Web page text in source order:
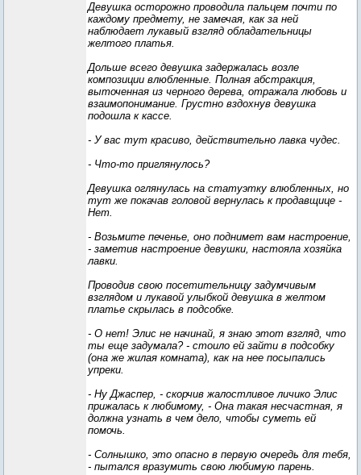
Девушка осторожно проводила пальцем почти по
каждому предмету, не замечая, как за ней
наблюдает лукавый взгляд обладательницы
желтого платья.
Дольше всего девушка задержалась возле
композиции влюбленные. Полная абстракция,
выточенная из черного дерева, отражала любовь и
взаимопонимание. Грустно вздохнув девушка
подошла к кассе.
- У вас тут красиво, действительно лавка чудес.
- Что-то приглянулось?
Девушка оглянулась на статуэтку влюбленных, но
тут же покачав головой вернулась к продавщице -
Нет.
- Возьмите печенье, оно поднимет вам настроение,
- заметив настроение девушки, настояла хозяйка
лавки.
Проводив свою посетительницу задумчивым
взглядом и лукавой улыбкой девушка в желтом
платье скрылась в подсобке.
- О нет! Элис не начинай, я знаю этот взгляд, что
ты еще задумала? - стоило ей зайти в подсобку
(она же жилая комната), как на нее посыпались
упреки.
- Ну Джаспер, - скорчив жалостливое личико Элис
прижалась к любимому, - Она такая несчастная, я
должна узнать в чем дело, чтобы суметь ей
помочь.
- Солнышко, это опасно в первую очередь для тебя,
- пытался вразумить свою любимую парень.